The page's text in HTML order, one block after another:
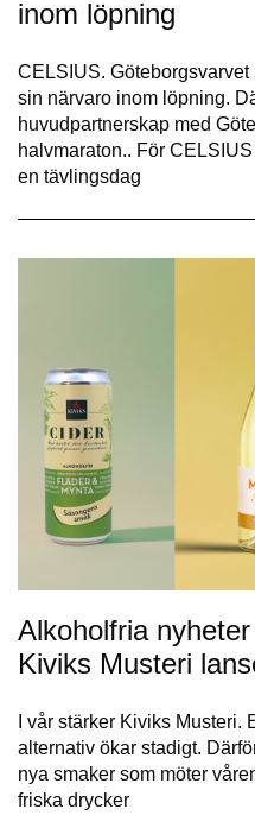
inom löpning
CELSIUS.
sin närvaro inom löpning.
huvudpartnerskap med
halvmaraton.. För
en tävlingsdag
Alkoholfria
Kiviks Musteri
I vår stärker Kiviks
alternativ ökar stadigt.
nya smaker som möter
friska drycker